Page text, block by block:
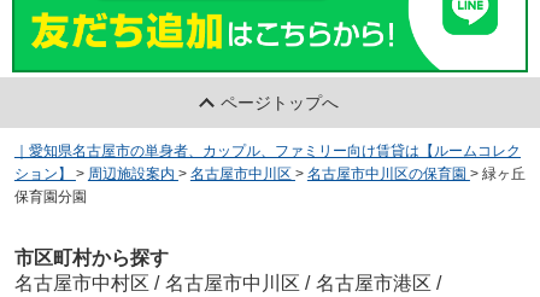
ページトップへ
｜愛知県名古屋市の単身者、カップル、ファミリー向け賃貸は【ルームコレク
ション】
> 周辺施設案内 > 名古屋市中川区 > 名古屋市中川区の保育園 > 緑ヶ丘
保育園分園
市区町村から探す
名古屋市中村区 / 名古屋市中川区 / 名古屋市港区 /